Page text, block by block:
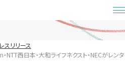
スリリース
NTT西日本・大和ライフネクスト・NECがレンタ